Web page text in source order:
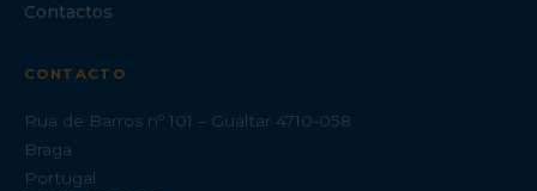
Contactos
CONTACTO
Rua de Barros nº 101 – Gualtar 4710-058
Braga
Portugal